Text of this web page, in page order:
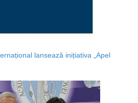
lansează inițiativa „Apel